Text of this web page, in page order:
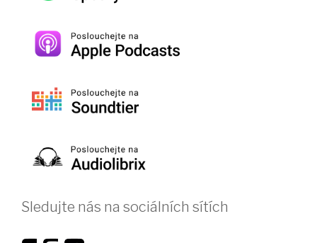
Sledujte nás na sociálních sítích